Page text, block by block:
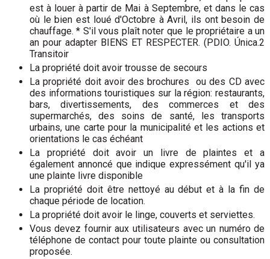
est à louer à partir de Mai à Septembre, et dans le cas
où le bien est loué d'Octobre à Avril, ils ont besoin de
chauffage. * S'il vous plaît noter que le propriétaire a un
an pour adapter BIENS ET RESPECTER. (PDIO. Única.2
Transitoir
La propriété doit avoir trousse de secours
La propriété doit avoir des brochures ou des CD avec
des informations touristiques sur la région: restaurants,
bars, divertissements, des commerces et des
supermarchés, des soins de santé, les transports
urbains, une carte pour la municipalité et les actions et
orientations le cas échéant
La propriété doit avoir un livre de plaintes et a
également annoncé que indique expressément qu'il ya
une plainte livre disponible
La propriété doit être nettoyé au début et à la fin de
chaque période de location.
La propriété doit avoir le linge, couverts et serviettes.
Vous devez fournir aux utilisateurs avec un numéro de
téléphone de contact pour toute plainte ou consultation
proposée.